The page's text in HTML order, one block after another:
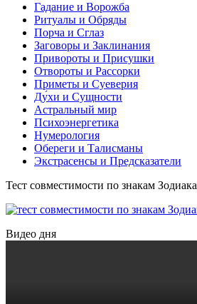
Гадание и Ворожба
Ритуалы и Обряды
Порча и Сглаз
Заговоры и Заклинания
Привороты и Присушки
Отвороты и Рассорки
Приметы и Суеверия
Ду́хи и Сущности
Астральный мир
Психоэнергетика
Нумерология
Обереги и Талисманы
Экстрасенсы и Предсказатели
Тест совместимости по знакам Зодиака
Видео дня